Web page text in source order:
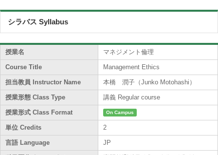
シラバス Syllabus
授業名 マネジメント倫理
Course Title Management Ethics
担当教員 Instructor Name 本橋 潤子（Junko Motohashi）
授業形態 Class Type 講義 Regular course
授業形式 Class Format On Campus
単位 Credits 2
言語 Language JP